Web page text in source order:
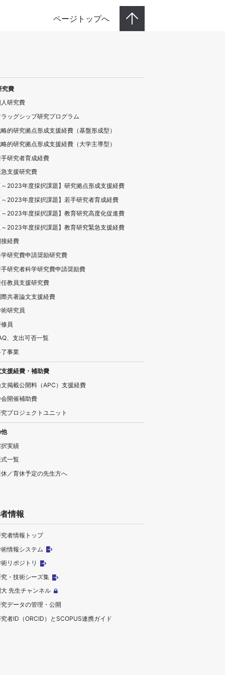
ページトップへ
究費
研究費
ラッグシップ研究プログラム
的研究拠点形成支援経費（基盤形成型）
的研究拠点形成支援経費（大学主導型）
研究者育成経費
支援研究費
～2023年度採択課題】研究拠点形成支援経費
～2023年度採択課題】若手研究者育成経費
～2023年度採択課題】教育研究高度化促進費
～2023年度採択課題】教育研究緊急支援経費
経費
研究費申請奨励研究費
研究者科学研究費申請奨励費
教員支援研究費
際共著論文支援経費
研究員
員
、支出可否一覧
事業
援経費・補助費
掲載公開料（APC）支援経費
開催補助費
プロジェクトユニット
他
実績
一覧
休／育休予定の先生方へ
情報
者情報トップ
情報システム
リポジトリ
・技術シーズ集
先生チャンネル
データの管理・公開
者ID（ORCID）とSCOPUS連携ガイド